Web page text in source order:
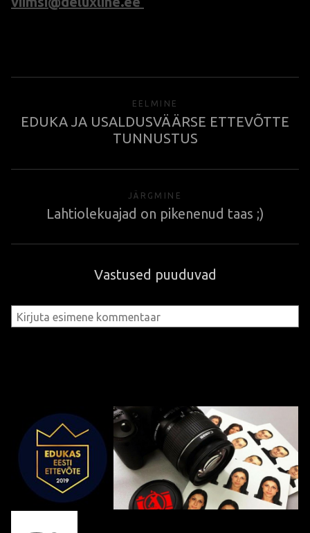
EELMINE
EDUKA JA USALDUSVÄÄRSE ETTEVÕTTE
TUNNUSTUS
JÄRGMINE
Lahtiolekuajad on pikenenud taas ;)
Vastused puuduvad